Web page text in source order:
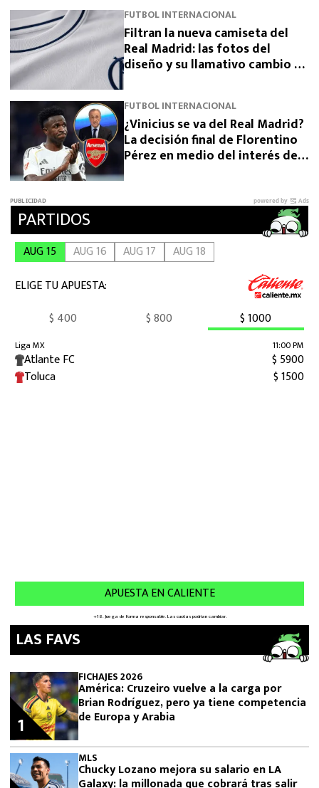
FUTBOL INTERNACIONAL
Filtran la nueva camiseta del
Real Madrid: las fotos del
diseño y su llamativo cambio de
FUTBOL INTERNACIONAL
¿Vinicius se va del Real Madrid?
La decisión final de Florentino
Pérez en medio del interés del
LAS FAVS
FICHAJES 2026
América: Cruzeiro vuelve a la carga por
Brian Rodríguez, pero ya tiene competencia
de Europa y Arabia
1
MLS
Chucky Lozano mejora su salario en LA
Galaxy: la millonada que cobrará tras salir